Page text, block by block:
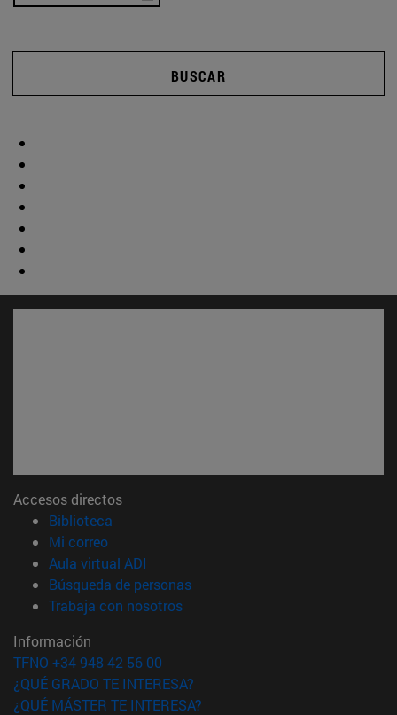
BUSCAR
Accesos directos
Biblioteca
Mi correo(abre en nueva ventana)
Aula virtual ADI
Búsqueda de personas(abre en nueva ventana)
Trabaja con nosotros(abre en nueva ventana)
Información
TFNO +34 948 42 56 00
¿QUÉ GRADO TE INTERESA?
¿QUÉ MÁSTER TE INTERESA?